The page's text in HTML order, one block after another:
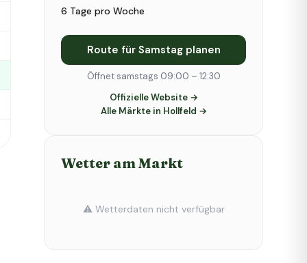
6 Tage pro Woche
Route für Samstag planen
Öffnet samstags 09:00 – 12:30
Offizielle Website →
Alle Märkte in Hollfeld →
Wetter am Markt
⚠️ Wetterdaten nicht verfügbar